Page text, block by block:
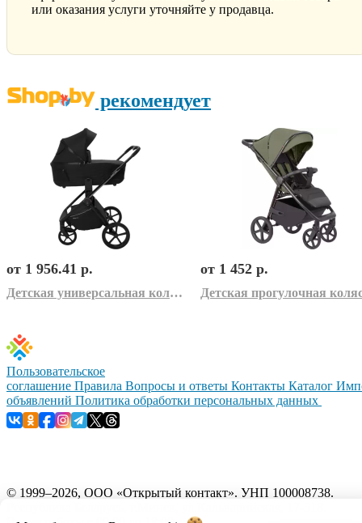
или оказания услуги уточняйте у продавца.
рекомендует
от 1 956.41 р.
Детская универсальная коляска Sweet Baby SBL Elegante Therma (2 в 1, черный)
от 1 452 р.
Пользовательское
соглашение Правила Вопросы и ответы Контакты Каталог
объявлений Политика обработки персональных данных
© 1999–2026, ООО «Открытый контакт». УНП 100008738.